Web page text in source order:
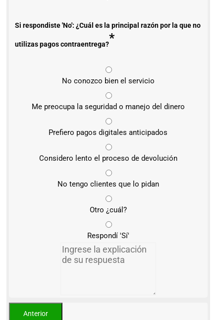
Si respondiste 'No': ¿Cuál es la principal razón por la que no
utilizas pagos contraentrega?*
No conozco bien el servicio
Me preocupa la seguridad o manejo del dinero
Prefiero pagos digitales anticipados
Considero lento el proceso de devolución
No tengo clientes que lo pidan
Otro ¿cuál?
Respondí 'Sí'